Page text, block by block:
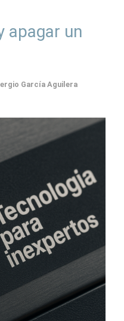
apagar un
García Aguilera